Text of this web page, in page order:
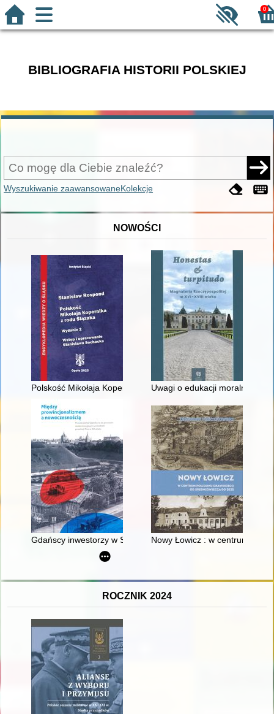
0
BIBLIOGRAFIA HISTORII POLSKIEJ
Wyszukiwanie zaawansowaneKolekcje
NOWOŚCI
Polskość Mikołaja Kopernika z rodu ŚlązakaUwagi o edukacji moralnej
Gdańscy inwestorzy w Sopocie : prestiż finansowy i
Nowy Łowicz : w centrum
ROCZNIK 2024